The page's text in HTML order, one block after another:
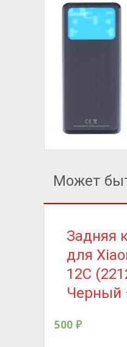
Может
Задняя
для
12C
Черный
500 ₽